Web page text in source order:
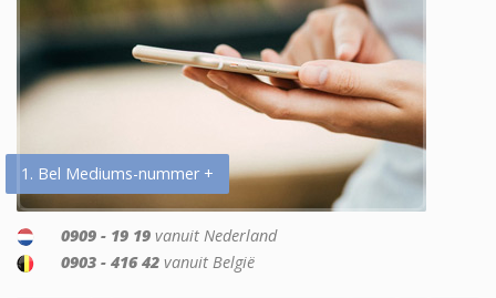
1. Bel Mediums-nummer +
0909 - 19 19 vanuit Nederland
0903 - 416 42 vanuit België